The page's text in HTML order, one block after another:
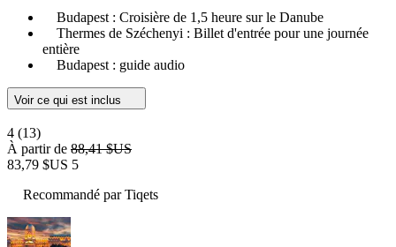
Budapest : Croisière de 1,5 heure sur le Danube
Thermes de Széchenyi : Billet d'entrée pour une journée
entière
Budapest : guide audio
Voir ce qui est inclus
4 (13)
À partir de 88,41 $US
83,79 $US 5
Recommandé par Tiqets